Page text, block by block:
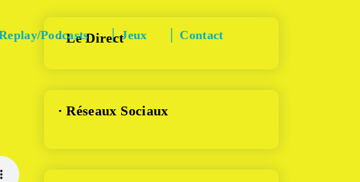
Podcasts │ Jeux │ Contact
· Le Direct
· Réseaux Sociaux